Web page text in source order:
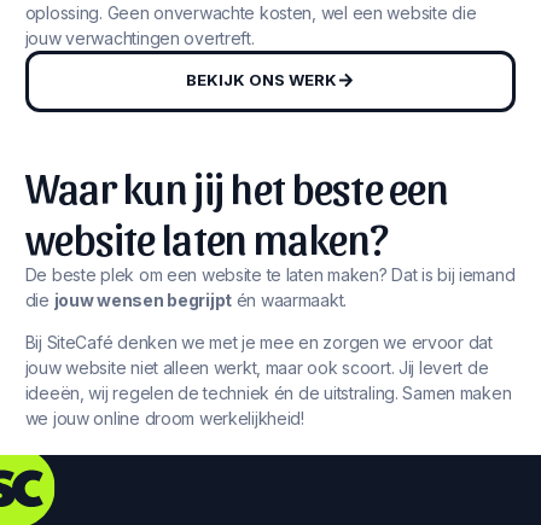
oplossing. Geen onverwachte kosten, wel een website die
jouw verwachtingen overtreft.
BEKIJK ONS WERK
Waar kun jij het beste een
website laten maken?
De beste plek om een website te laten maken? Dat is bij iemand
die jouw wensen begrijpt én waarmaakt.
Bij SiteCafé denken we met je mee en zorgen we ervoor dat
jouw website niet alleen werkt, maar ook scoort. Jij levert de
ideeën, wij regelen de techniek én de uitstraling. Samen maken
we jouw online droom werkelijkheid!